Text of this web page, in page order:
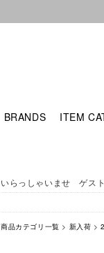
BRANDS ITEM
いらっしゃいませ ゲス
商品カテゴリ一覧 > 新入荷 >